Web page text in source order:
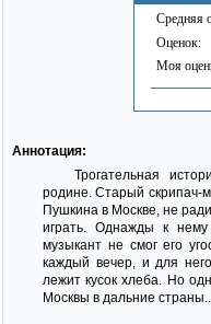
Средняя
Оценок:
Моя
Аннотация:
Трогательная
родине. Старый скрипач-
Пушкина в Москве, не
играть. Однажды к
музыкант не смог его
каждый вечер, и для
лежит кусок хлеба. Но
Москвы в дальние страны...